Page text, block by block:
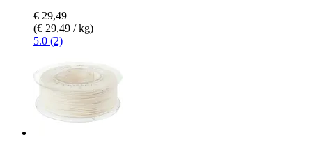
€ 29,49
(€ 29,49 / kg)
5.0 (2)